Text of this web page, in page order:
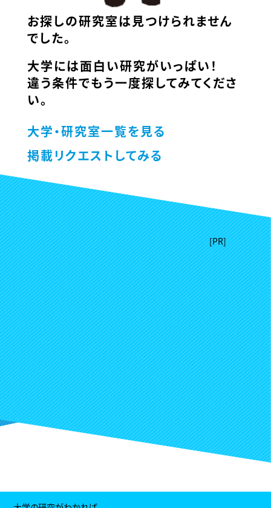
お探しの研究室は見つけられません
でした。
大学には面白い研究がいっぱい！
違う条件でもう一度探してみてくださ
い。
大学・研究室一覧を見る
掲載リクエストしてみる